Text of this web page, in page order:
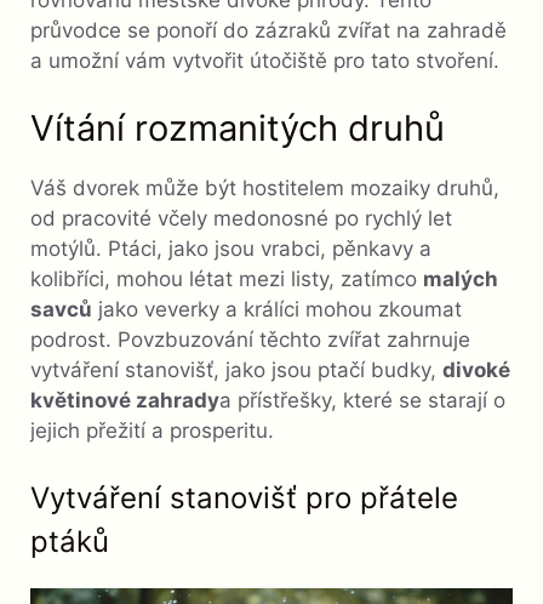
průvodce se ponoří do zázraků zvířat na zahradě
a umožní vám vytvořit útočiště pro tato stvoření.
Vítání rozmanitých druhů
Váš dvorek může být hostitelem mozaiky druhů,
od pracovité včely medonosné po rychlý let
motýlů. Ptáci, jako jsou vrabci, pěnkavy a
kolibříci, mohou létat mezi listy, zatímco malých
savců jako veverky a králíci mohou zkoumat
podrost. Povzbuzování těchto zvířat zahrnuje
vytváření stanovišť, jako jsou ptačí budky, divoké
květinové zahradya přístřešky, které se starají o
jejich přežití a prosperitu.
Vytváření stanovišť pro přátele
ptáků